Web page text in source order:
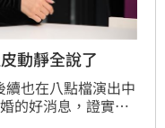
動靜全說了
也在八點檔演出中
的好消息，證實嫁